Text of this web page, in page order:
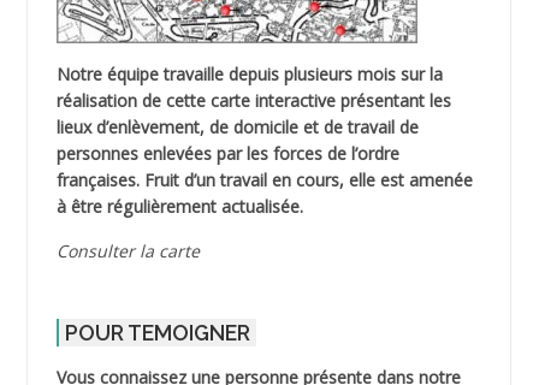
Notre équipe travaille depuis plusieurs mois sur la
réalisation de cette carte interactive présentant les
lieux d’enlèvement, de domicile et de travail de
personnes enlevées par les forces de l’ordre
françaises. Fruit d’un travail en cours, elle est amenée
à être régulièrement actualisée.
Consulter la carte
POUR TEMOIGNER
Vous connaissez une personne présente dans notre